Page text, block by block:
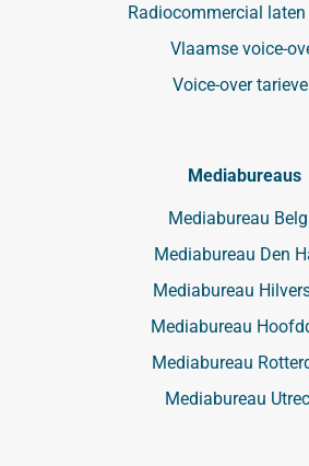
Radiocommercial
Vlaamse voice-
Voice-over
Mediabureaus
Mediabureau
Mediabureau Den
Mediabureau
Mediabureau
Mediabureau
Mediabureau